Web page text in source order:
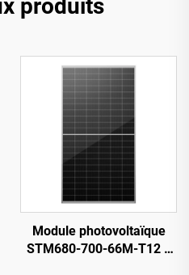
produits
Module photovoltaïque
STM680-700-66M-T12 à